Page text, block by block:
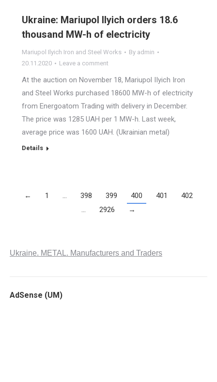
Ukraine: Mariupol Ilyich orders 18.6
thousand MW-h of electricity
Mariupol Ilyich Iron and Steel Works By admin
20.11.2020
Leave a comment
At the auction on November 18, Mariupol IIyich Iron
and Steel Works purchased 18600 MW-h of electricity
from Energoatom Trading with delivery in December.
The price was 1285 UAH per 1 MW-h. Last week,
average price was 1600 UAH. (Ukrainian metal)
Details
← 1 … 398 399 400 401
402
…
2926 →
Ukraine. METAL. Manufacturers and Traders
AdSense (UM)